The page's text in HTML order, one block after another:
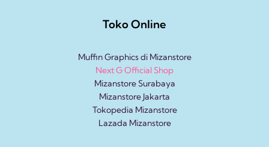
Toko Online
Muffin Graphics di Mizanstore
Next G Official Shop
Mizanstore Surabaya
Mizanstore Jakarta
Tokopedia Mizanstore
Lazada Mizanstore